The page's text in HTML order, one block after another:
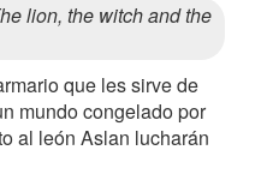
lion, the witch and the
que les sirve de
mundo congelado por
al león Aslan lucharán